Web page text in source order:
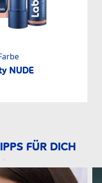
NUDE
FÜR DICH